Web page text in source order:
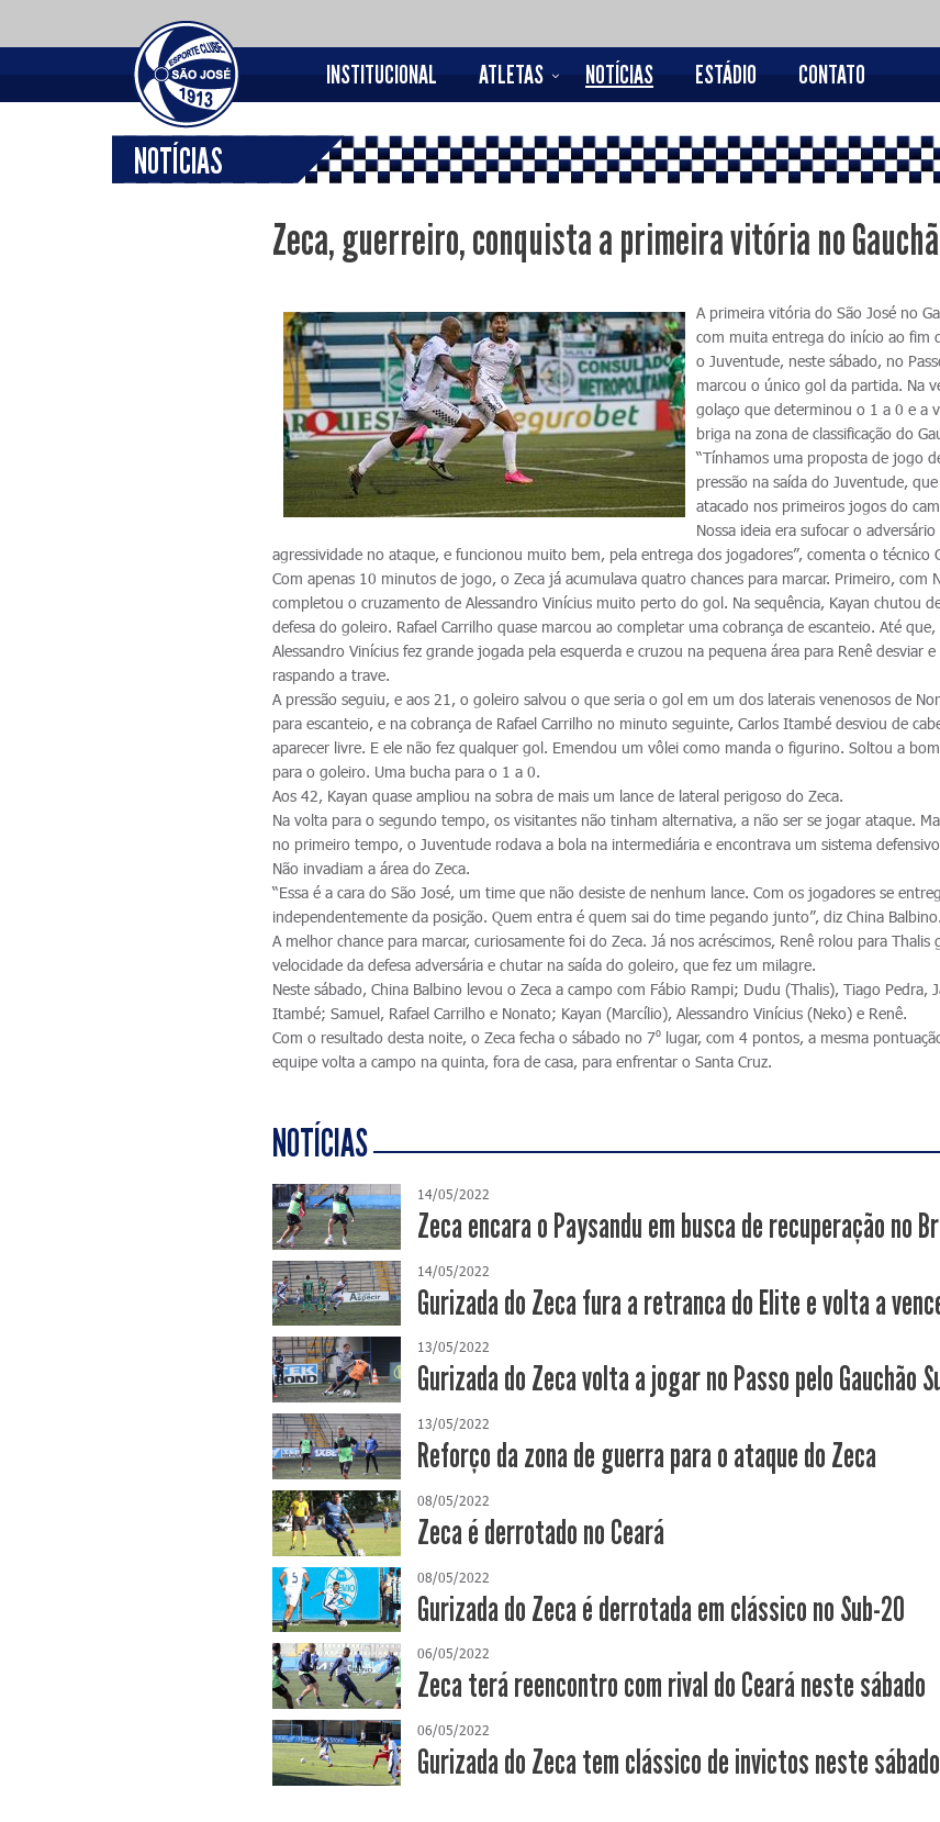
INSTITUCIONAL ATLETAS NOTÍCIAS ESTÁDIO CONTATO
NOTÍCIAS
Zeca, guerreiro, conquista a primeira vitória no
A primeira vitória do São José no
com muita entrega do início ao fim
o Juventude, neste sábado, no
marcou o único gol da partida. Na
golaço que determinou o 1 a 0 e a
briga na zona de classificação do
“Tínhamos uma proposta de jogo
pressão na saída do Juventude,
atacado nos primeiros jogos do
Nossa ideia era sufocar o
agressividade no ataque, e funcionou muito bem, pela entrega dos jogadores”, comenta o técnico
Com apenas 10 minutos de jogo, o Zeca já acumulava quatro chances para marcar. Primeiro, com
completou o cruzamento de Alessandro Vinícius muito perto do gol. Na sequência, Kayan chutou
defesa do goleiro. Rafael Carrilho quase marcou ao completar uma cobrança de escanteio. Até
Alessandro Vinícius fez grande jogada pela esquerda e cruzou na pequena área para Renê desviar
raspando a trave.
A pressão seguiu, e aos 21, o goleiro salvou o que seria o gol em um dos laterais venenosos de
para escanteio, e na cobrança de Rafael Carrilho no minuto seguinte, Carlos Itambé desviou de
aparecer livre. E ele não fez qualquer gol. Emendou um vôlei como manda o figurino. Soltou a
para o goleiro. Uma bucha para o 1 a 0.
Aos 42, Kayan quase ampliou na sobra de mais um lance de lateral perigoso do Zeca.
Na volta para o segundo tempo, os visitantes não tinham alternativa, a não ser se jogar ataque.
no primeiro tempo, o Juventude rodava a bola na intermediária e encontrava um sistema
Não invadiam a área do Zeca.
“Essa é a cara do São José, um time que não desiste de nenhum lance. Com os jogadores se
independentemente da posição. Quem entra é quem sai do time pegando junto”, diz China Balbino.
A melhor chance para marcar, curiosamente foi do Zeca. Já nos acréscimos, Renê rolou para Thalis
velocidade da defesa adversária e chutar na saída do goleiro, que fez um milagre.
Neste sábado, China Balbino levou o Zeca a campo com Fábio Rampi; Dudu (Thalis), Tiago Pedra,
Itambé; Samuel, Rafael Carrilho e Nonato; Kayan (Marcílio), Alessandro Vinícius (Neko) e Renê.
Com o resultado desta noite, o Zeca fecha o sábado no 7⁰ lugar, com 4 pontos, a mesma
equipe volta a campo na quinta, fora de casa, para enfrentar o Santa Cruz.
NOTÍCIAS
14/05/2022
Zeca encara o Paysandu em busca de recuperação no
14/05/2022
Gurizada do Zeca fura a retranca do Elite e volta a
13/05/2022
Gurizada do Zeca volta a jogar no Passo pelo Gauchão
13/05/2022
Reforço da zona de guerra para o ataque do Zeca
08/05/2022
Zeca é derrotado no Ceará
08/05/2022
Gurizada do Zeca é derrotada em clássico no Sub-20
06/05/2022
Zeca terá reencontro com rival do Ceará neste sábado
06/05/2022
Gurizada do Zeca tem clássico de invictos neste sábado